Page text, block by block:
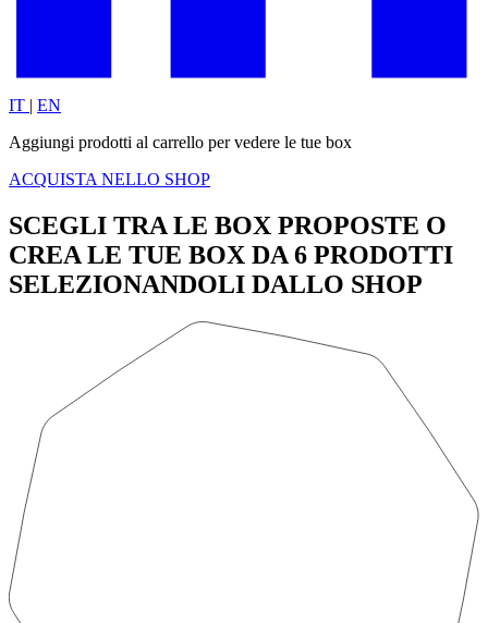
IT
EN
Aggiungi prodotti al carrello per vedere le tue box
ACQUISTA NELLO SHOP
SCEGLI TRA LE BOX PROPOSTE O
CREA LE TUE BOX DA 6 PRODOTTI
SELEZIONANDOLI DALLO SHOP